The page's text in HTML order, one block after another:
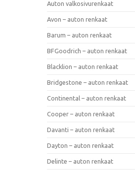
Auton valkosivurenkaat
Avon – auton renkaat
Barum – auton renkaat
BFGoodrich – auton renkaat
Blacklion – auton renkaat
Bridgestone – auton renkaat
Continental – auton renkaat
Cooper – auton renkaat
Davanti – auton renkaat
Dayton – auton renkaat
Delinte – auton renkaat